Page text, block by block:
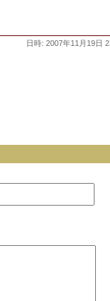
日時: 2007年11月19日